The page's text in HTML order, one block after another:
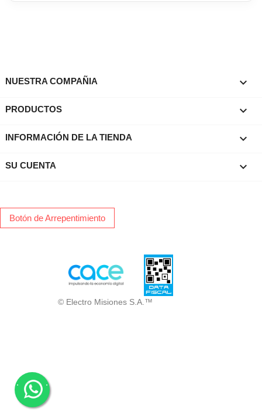
NUESTRA COMPAÑIA 
PRODUCTOS 
INFORMACIÓN DE LA TIENDA keyboard_arrow_down
SU CUENTA 
Botón de Arrepentimiento
© Electro Misiones S.A.™
. .